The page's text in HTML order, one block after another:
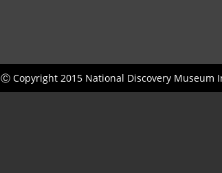
Ⓒ Copyright 2015 National Discovery Museum